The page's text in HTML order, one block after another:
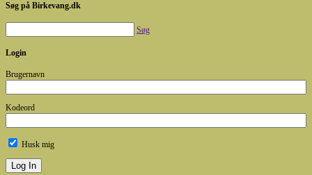
Søg på Birkevang.dk
Søg
Login
Brugernavn
Kodeord
Husk mig